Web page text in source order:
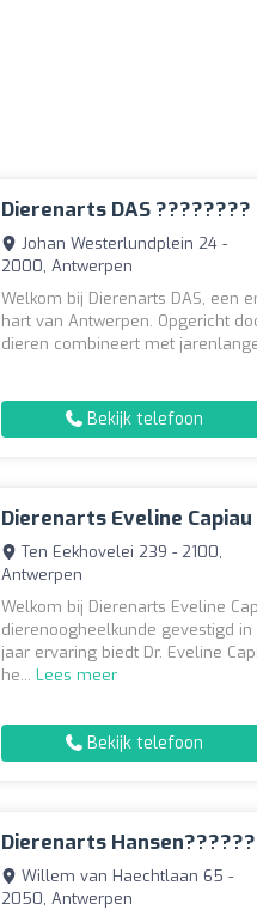
Dierenarts DAS ????????
Johan Westerlundplein 24 -
2000, Antwerpen
Welkom bij Dierenarts DAS, een
hart van Antwerpen. Opgericht
dieren combineert met
Bekijk telefoon
Dierenarts Eveline Capiau
Ten Eekhovelei 239 - 2100,
Antwerpen
Welkom bij Dierenarts Eveline
dierenoogheelkunde gevestigd
jaar ervaring biedt Dr. Eveline
he...Lees meer
Bekijk telefoon
Dierenarts
Willem van Haechtlaan 65 -
2050, Antwerpen